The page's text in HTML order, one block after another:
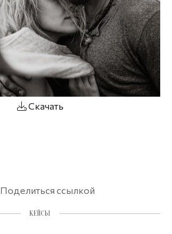
Скачать
Поделиться ссылкой
КЕЙСЫ